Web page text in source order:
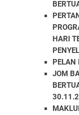
HARI
PELAN
JOM